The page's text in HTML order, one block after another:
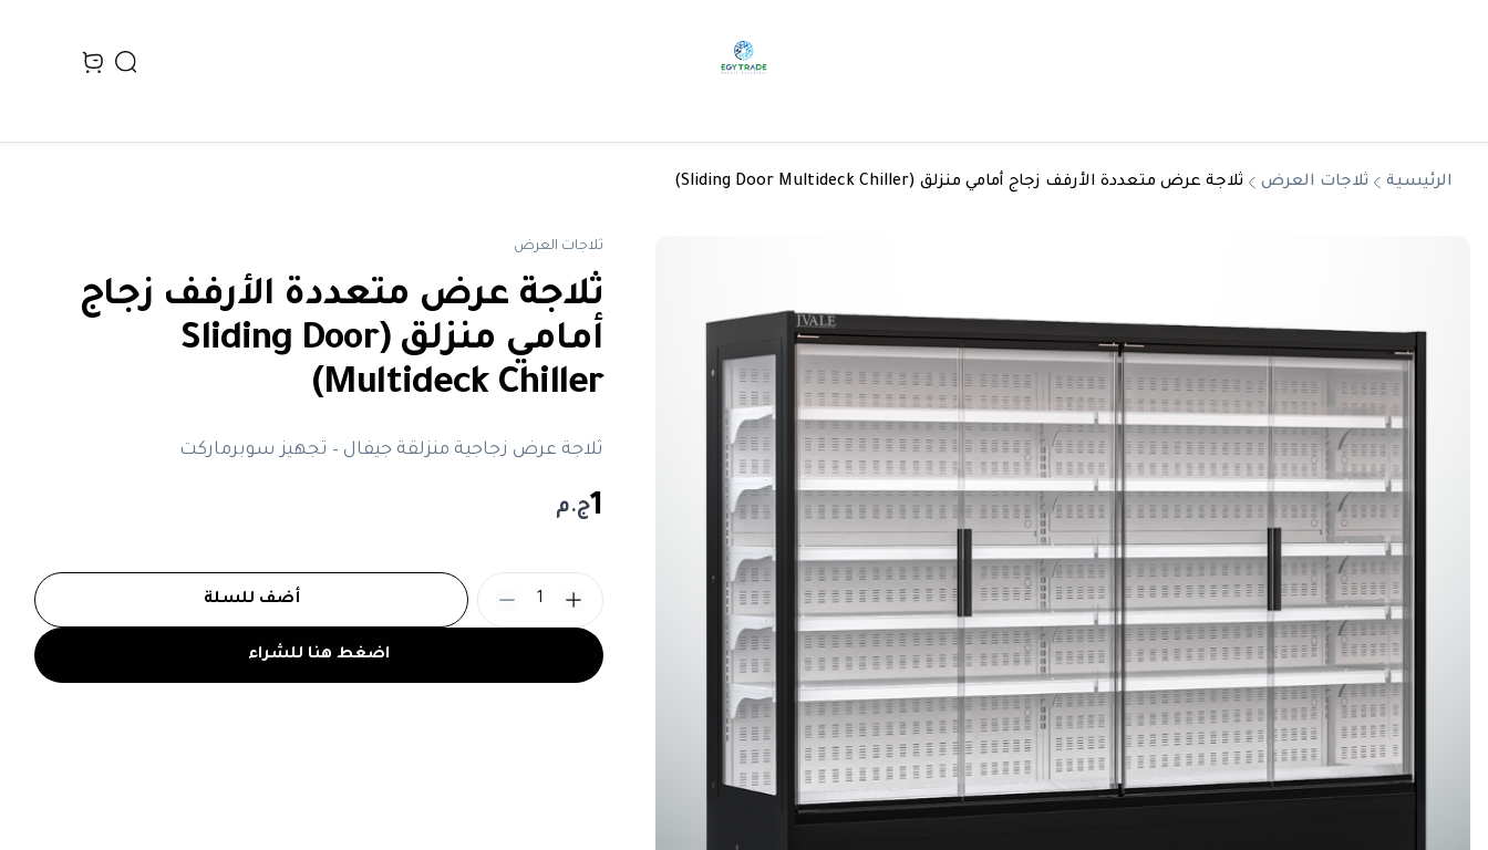
Search
view bag
الرئيسية ثلاجات العرض ثلاجة عرض متعددة الأرفف زجاج أمامي منزلق (Sliding Door Multideck Chiller)
ثلاجات العرض
ثلاجة عرض متعددة الأرفف زجاج
أمامي منزلق (Sliding Door
Multideck Chiller)
ثلاجة عرض زجاجية منزلقة جيفال – تجهيز سوبرماركت
1ج.م
اضغط هنا للشراء
أضف للسلة 1